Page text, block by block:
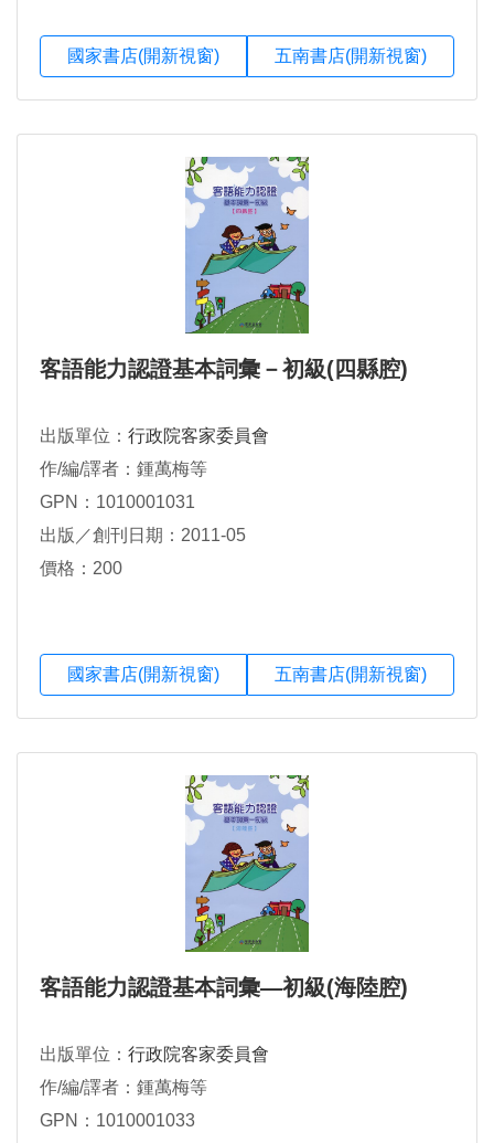
國家書店(開新視窗) 五南書店(開新視窗)
客語能力認證基本詞彙－初級(四縣腔)
出版單位： 行政院客家委員會
作/編/譯者：鍾萬梅等
GPN：1010001031
出版／創刊日期：2011-05
價格：200
國家書店(開新視窗) 五南書店(開新視窗)
客語能力認證基本詞彙―初級(海陸腔)
出版單位： 行政院客家委員會
作/編/譯者：鍾萬梅等
GPN：1010001033